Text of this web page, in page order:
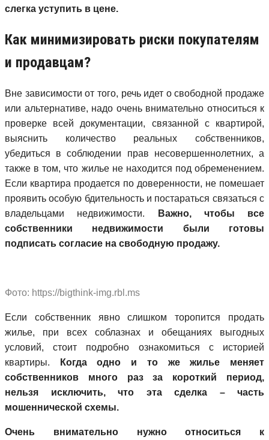
слегка уступить в цене.
Как минимизировать риски покупателям
и продавцам?
Вне зависимости от того, речь идет о свободной продаже
или альтернативе, надо очень внимательно относиться к
проверке всей документации, связанной с квартирой,
выяснить количество реальных собственников,
убедиться в соблюдении прав несовершеннолетних, а
также в том, что жилье не находится под обременением.
Если квартира продается по доверенности, не помешает
проявить особую бдительность и постараться связаться с
владельцами недвижимости. Важно, чтобы все
собственники недвижимости были готовы
подписать согласие на свободную продажу.
Фото: https://bigthink-img.rbl.ms
Если собственник явно слишком торопится продать
жилье, при всех соблазнах и обещаниях выгодных
условий, стоит подробно ознакомиться с историей
квартиры.
Когда одно и то же жилье меняет
собственников много раз за короткий период,
нельзя исключить, что эта сделка – часть
мошеннической схемы.
Очень внимательно нужно относиться к